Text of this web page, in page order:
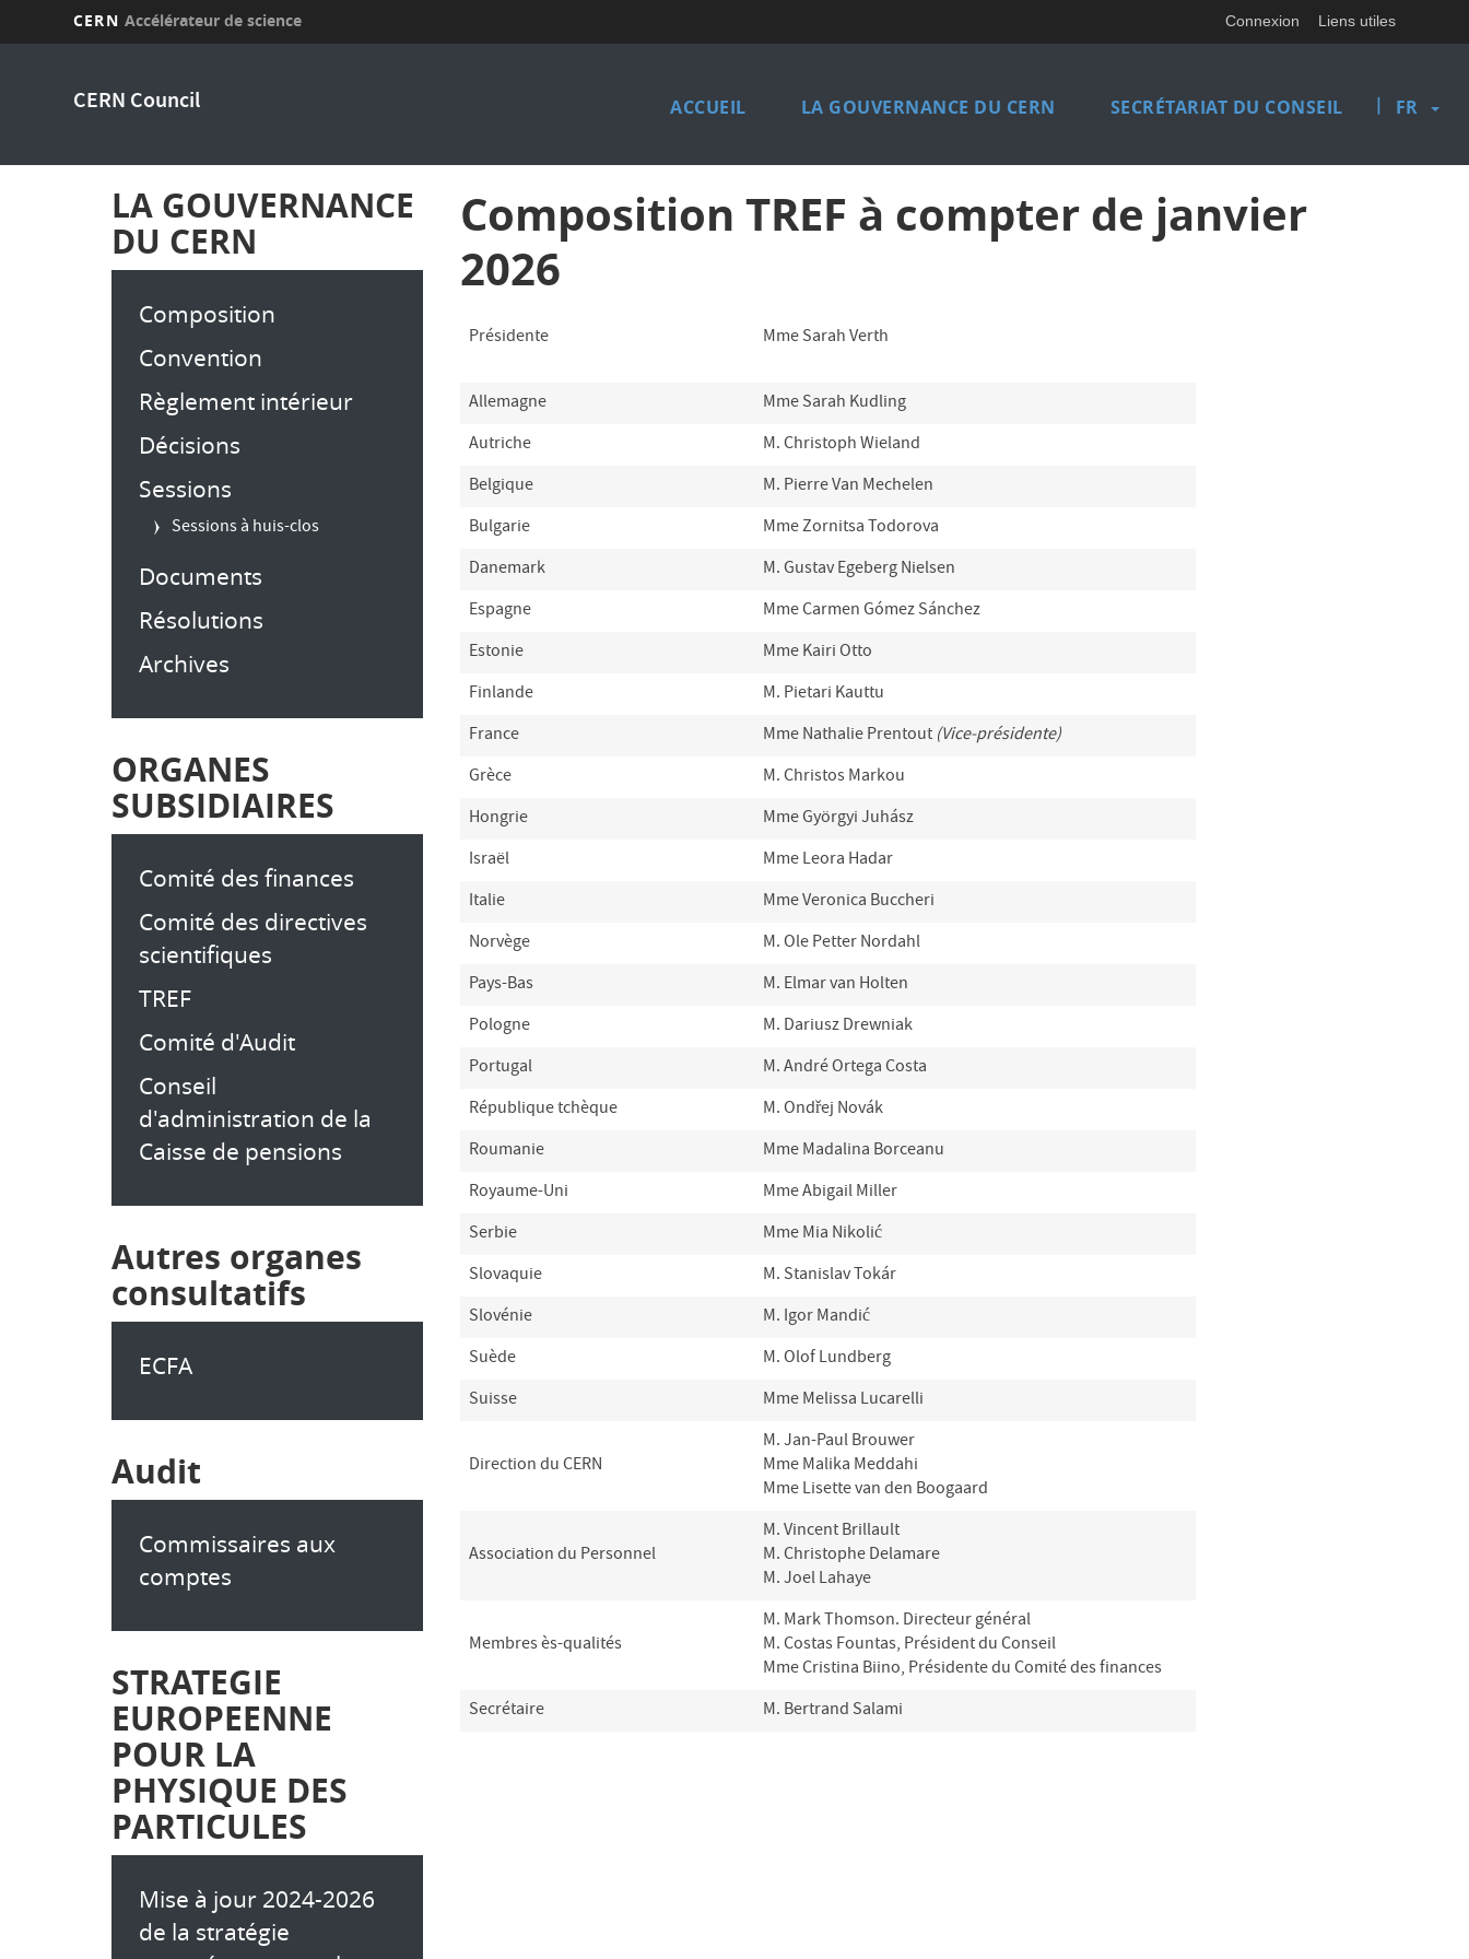
CERN Accélérateur de science Connexion Liens utiles
CERN Council
Main
french
ACCUEIL LA GOUVERNANCE DU CERN SECRÉTARIAT DU CONSEIL | FR
LA GOUVERNANCE
DU CERN
Composition
Convention
Règlement intérieur
Décisions
Sessions
Sessions à huis-clos
Documents
Résolutions
Archives
ORGANES
SUBSIDIAIRES
Comité des finances
Comité des directives
scientifiques
TREF
Comité d'Audit
Conseil
d'administration de la
Caisse de pensions
Autres organes
consultatifs
ECFA
Audit
Commissaires aux
comptes
STRATEGIE
EUROPEENNE
POUR LA
PHYSIQUE DES
PARTICULES
Mise à jour 2024-2026
de la stratégie
Composition TREF à compter de janvier
2026
Présidente Mme Sarah Verth
Allemagne
Mme Sarah Kudling
Autriche
M. Christoph Wieland
Belgique
M. Pierre Van Mechelen
Bulgarie
Mme Zornitsa Todorova
Danemark
M. Gustav Egeberg Nielsen
Espagne
Mme Carmen Gómez Sánchez
Estonie
Mme Kairi Otto
Finlande
M. Pietari Kauttu
France
Mme Nathalie Prentout (Vice-présidente)
Grèce
M. Christos Markou
Hongrie
Mme Györgyi Juhász
Israël
Mme Leora Hadar
Italie
Mme Veronica Buccheri
Norvège
M. Ole Petter Nordahl
Pays-Bas
M. Elmar van Holten
Pologne
M. Dariusz Drewniak
Portugal
M. André Ortega Costa
République tchèque
M. Ondřej Novák
Roumanie
Mme Madalina Borceanu
Royaume-Uni
Mme Abigail Miller
Serbie
Mme Mia Nikolić
Slovaquie
M. Stanislav Tokár
Slovénie
M. Igor Mandić
Suède
M. Olof Lundberg
Suisse
Mme Melissa Lucarelli
Direction du CERN
M. Jan-Paul Brouwer
Mme Malika Meddahi
Mme Lisette van den Boogaard
Association du Personnel
M. Vincent Brillault
M. Christophe Delamare
M. Joel Lahaye
Membres ès-qualités
M. Mark Thomson. Directeur général
M. Costas Fountas, Président du Conseil
Mme Cristina Biino, Présidente du Comité des finances
Secrétaire
M. Bertrand Salami